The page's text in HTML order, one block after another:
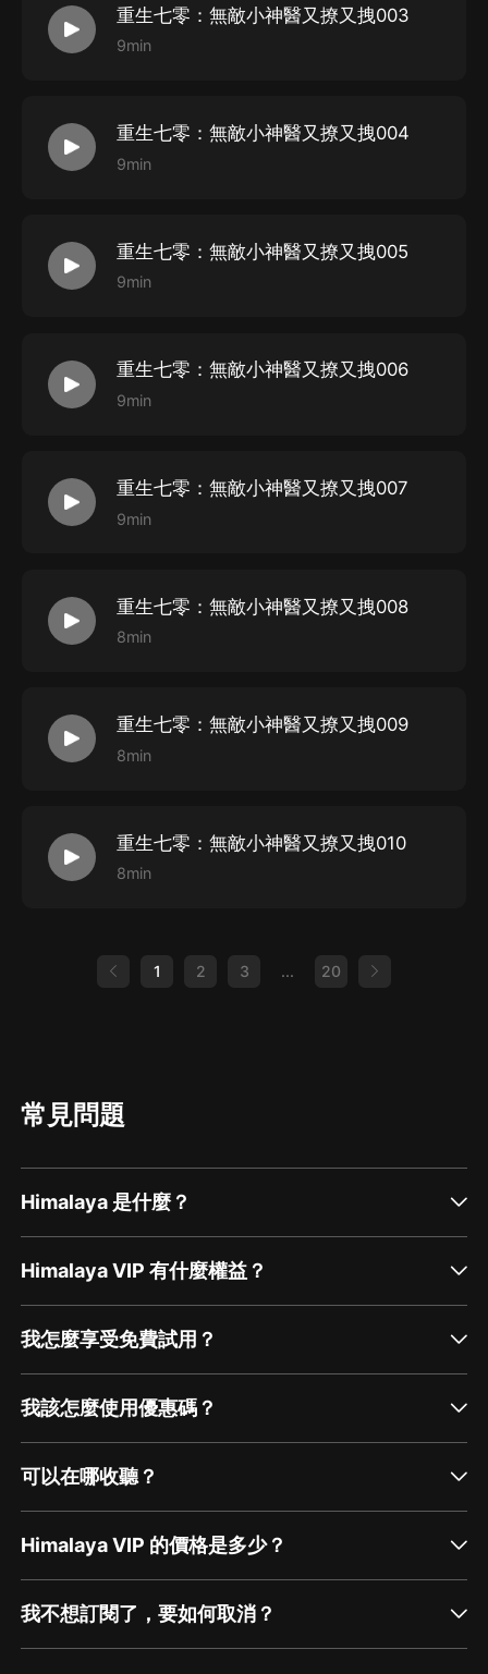
重生七零：無敵小神醫又撩又拽003
9min
重生七零：無敵小神醫又撩又拽004
9min
重生七零：無敵小神醫又撩又拽005
9min
重生七零：無敵小神醫又撩又拽006
9min
重生七零：無敵小神醫又撩又拽007
9min
重生七零：無敵小神醫又撩又拽008
8min
重生七零：無敵小神醫又撩又拽009
8min
重生七零：無敵小神醫又撩又拽010
8min
1 2 3 ... 20
常見問題
Himalaya 是什麼？
Himalaya VIP 有什麼權益？
我怎麼享受免費試用？
我該怎麼使用優惠碼？
可以在哪收聽？
Himalaya VIP 的價格是多少？
我不想訂閱了，要如何取消？